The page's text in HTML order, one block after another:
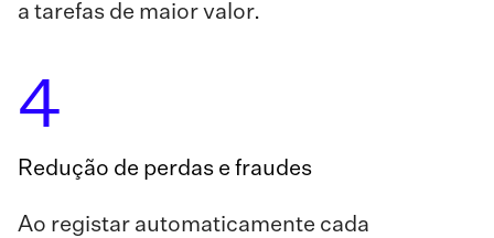
a tarefas de maior valor.
4
Redução de perdas e fraudes
Ao registar automaticamente cada